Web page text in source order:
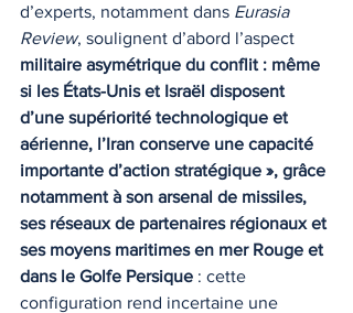
d’experts, notamment dans Eurasia
Review, soulignent d’abord l’aspect
militaire asymétrique du conflit : même
si les États-Unis et Israël disposent
d’une supériorité technologique et
aérienne, l’Iran conserve une capacité
importante d’action stratégique », grâce
notamment à son arsenal de missiles,
ses réseaux de partenaires régionaux et
ses moyens maritimes en mer Rouge et
dans le Golfe Persique : cette
configuration rend incertaine une